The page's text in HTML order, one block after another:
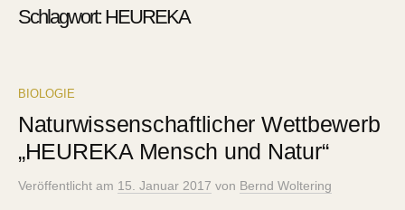
Schlagwort:HEUREKA
BIOLOGIE
Naturwissenschaftlicher Wettbewerb
„HEUREKA Mensch und Natur“
Veröffentlicht am 15. Januar 2017 von Bernd Woltering